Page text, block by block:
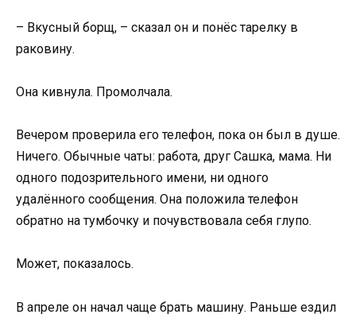
– Вкусный борщ, – сказал он и понёс тарелку в
раковину.
Она кивнула. Промолчала.
Вечером проверила его телефон, пока он был в душе.
Ничего. Обычные чаты: работа, друг Сашка, мама. Ни
одного подозрительного имени, ни одного
удалённого сообщения. Она положила телефон
обратно на тумбочку и почувствовала себя глупо.
Может, показалось.
В апреле он начал чаще брать машину. Раньше ездил